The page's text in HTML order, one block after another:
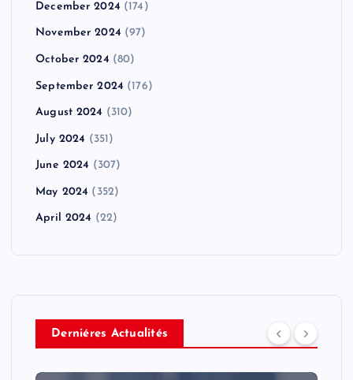
December 2024 (174)
November 2024 (97)
October 2024 (80)
September 2024 (176)
August 2024 (310)
July 2024 (351)
June 2024 (307)
May 2024 (352)
April 2024 (22)
Derniéres Actualités